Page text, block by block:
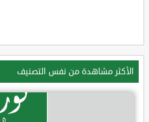
الأكثر مشاهدة من نفس التصنيف